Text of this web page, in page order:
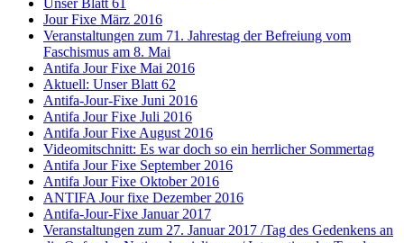
Jour Fixe März 2016
Veranstaltungen zum 71. Jahrestag der Befreiung vom
Faschismus am 8. Mai
Antifa Jour Fixe Mai 2016
Aktuell: Unser Blatt 62
Antifa-Jour-Fixe Juni 2016
Antifa Jour Fixe Juli 2016
Antifa Jour Fixe August 2016
Videomitschnitt: Es war doch so ein herrlicher Sommertag
Antifa Jour Fixe September 2016
Antifa Jour Fixe Oktober 2016
ANTIFA Jour fixe Dezember 2016
Antifa-Jour-Fixe Januar 2017
Veranstaltungen zum 27. Januar 2017 /Tag des Gedenkens an